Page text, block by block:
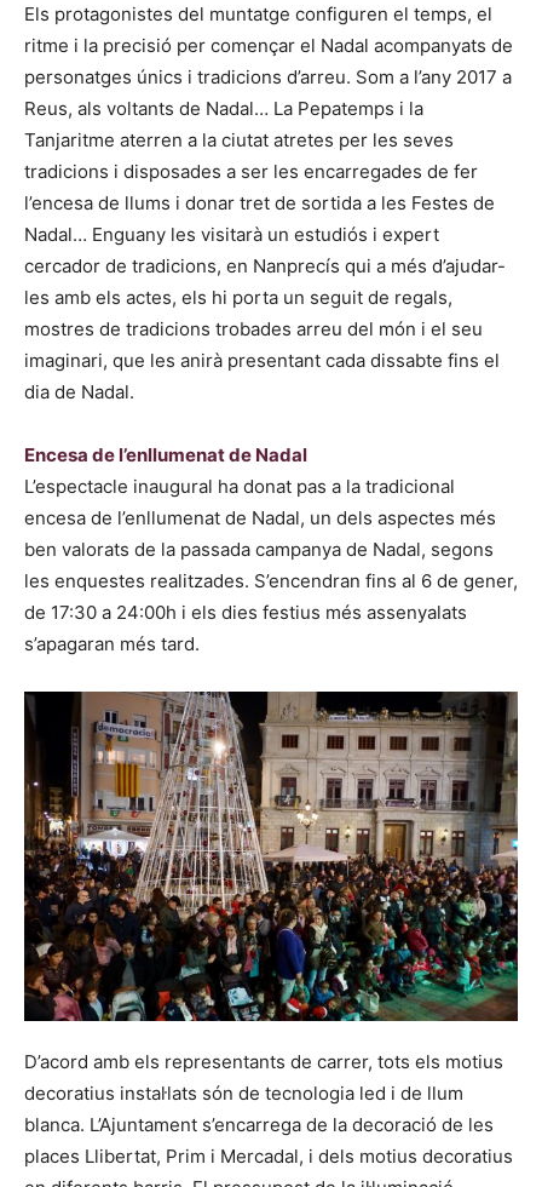
Els protagonistes del muntatge configuren el temps, el
ritme i la precisió per començar el Nadal acompanyats de
personatges únics i tradicions d’arreu. Som a l’any 2017 a
Reus, als voltants de Nadal… La Pepatemps i la
Tanjaritme aterren a la ciutat atretes per les seves
tradicions i disposades a ser les encarregades de fer
l’encesa de llums i donar tret de sortida a les Festes de
Nadal… Enguany les visitarà un estudiós i expert
cercador de tradicions, en Nanprecís qui a més d’ajudar-
les amb els actes, els hi porta un seguit de regals,
mostres de tradicions trobades arreu del món i el seu
imaginari, que les anirà presentant cada dissabte fins el
dia de Nadal.
Encesa de l’enllumenat de Nadal
L’espectacle inaugural ha donat pas a la tradicional
encesa de l’enllumenat de Nadal, un dels aspectes més
ben valorats de la passada campanya de Nadal, segons
les enquestes realitzades. S’encendran fins al 6 de gener,
de 17:30 a 24:00h i els dies festius més assenyalats
s’apagaran més tard.
D’acord amb els representants de carrer, tots els motius
decoratius instal·lats són de tecnologia led i de llum
blanca. L’Ajuntament s’encarrega de la decoració de les
places Llibertat, Prim i Mercadal, i dels motius decoratius